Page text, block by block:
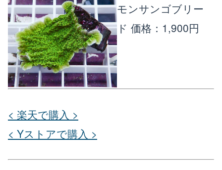
モンサンゴブリー
ド 価格：1,900円
< 楽天で購入 >
< Yストアで購入 >